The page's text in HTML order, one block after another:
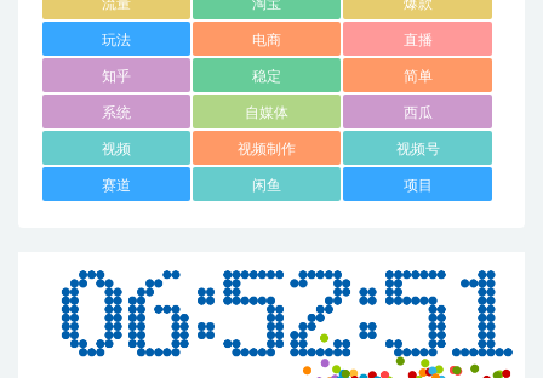
流量 淘宝 爆款
玩法 电商 直播
知乎 稳定 简单
系统 自媒体 西瓜
视频 视频制作 视频号
赛道 闲鱼 项目